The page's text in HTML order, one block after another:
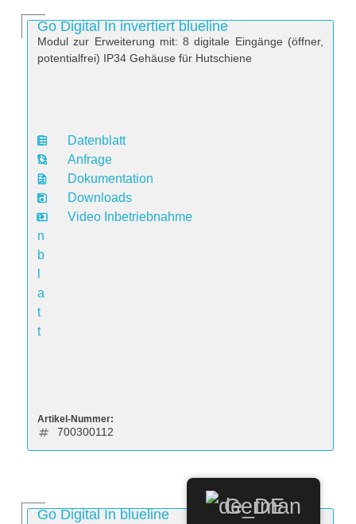
Go Digital In invertiert blueline
Modul zur Erweiterung mit: 8 digitale Eingänge (öffner,
potentialfrei) IP34 Gehäuse für Hutschiene
D
a
t
e
n
b
a
t
t
Datenblatt
Anfrage
Dokumentation
Downloads
Video Inbetriebnahme
Artikel-Nummer:
700300112
Go Digital In blueline German